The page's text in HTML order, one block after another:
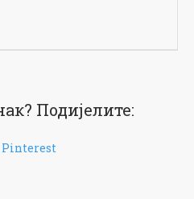
Подијелите:
Pinterest